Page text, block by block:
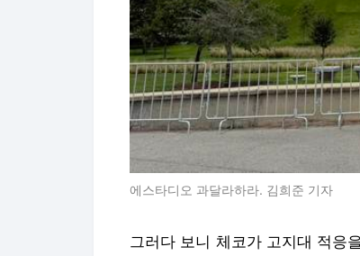
에스타디오 과달라하라. 김희준 기자
그러다 보니 체코가 고지대 적응